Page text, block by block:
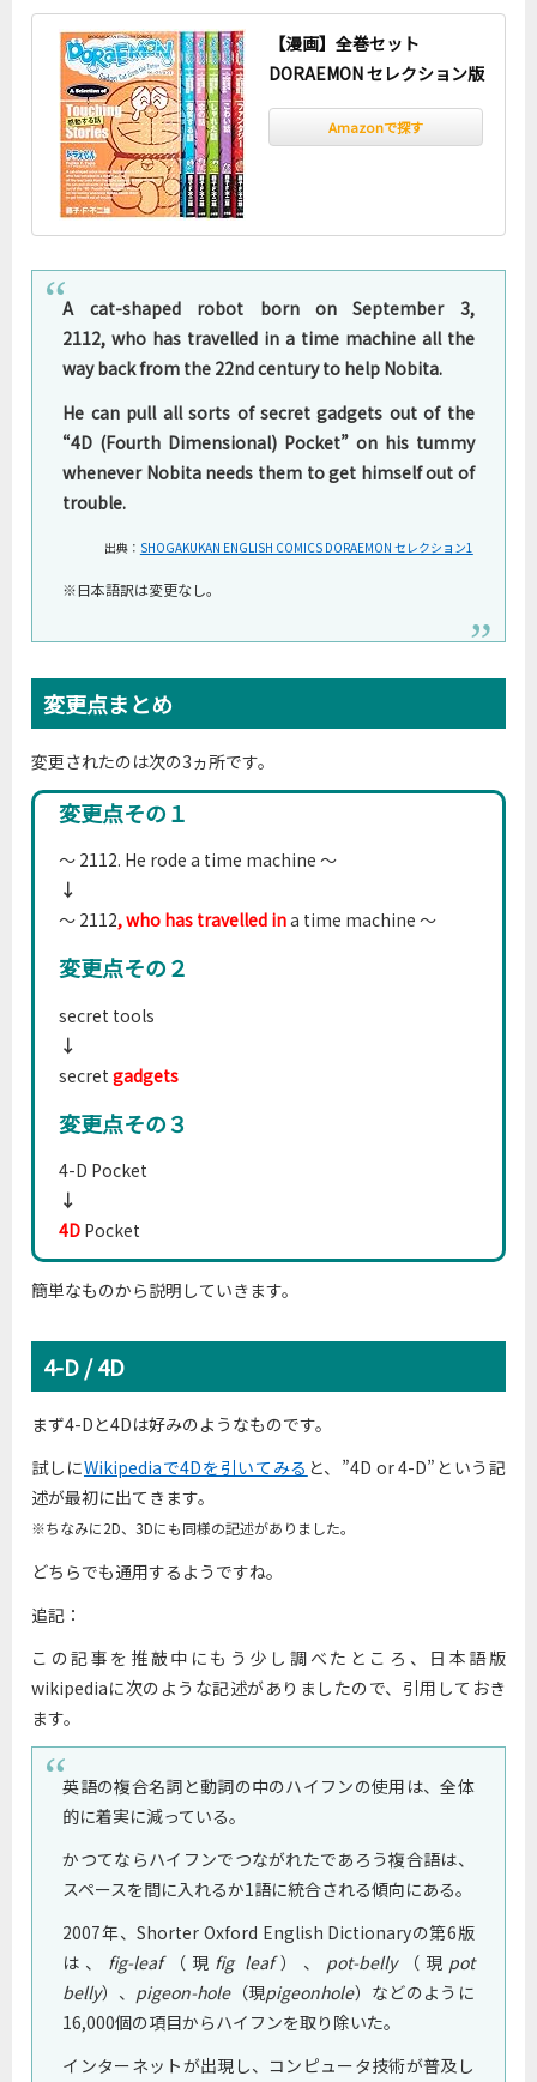
【漫画】全巻セット
DORAEMON セレクション版
Amazonで探す
A cat-shaped robot born on September 3,
2112, who has travelled in a time machine all the
way back from the 22nd century to help Nobita.
He can pull all sorts of secret gadgets out of the
“4D (Fourth Dimensional) Pocket” on his tummy
whenever Nobita needs them to get himself out of
trouble.
出典： SHOGAKUKAN ENGLISH COMICS DORAEMON セレクション1
※日本語訳は変更なし。
変更点まとめ
変更されたのは次の3ヵ所です。
変更点その１
～ 2112. He rode a time machine ～
↓
～ 2112, who has travelled ina time machine ～
変更点その２
secret tools
↓
secret gadgets
変更点その３
4-D Pocket
↓
4D Pocket
簡単なものから説明していきます。
4-D / 4D
まず4-Dと4Dは好みのようなものです。
試しにWikipediaで4Dを引いてみる と、”4D or 4-D”という記
述が最初に出てきます。
※ちなみに2D、3Dにも同様の記述がありました。
どちらでも通用するようですね。
追記：
この記事を推敲中にもう少し調べたところ、日本語版
wikipediaに次のような記述がありましたので、引用しておき
ます。
英語の複合名詞と動詞の中のハイフンの使用は、全体
的に着実に減っている。
かつてならハイフンでつながれたであろう複合語は、
スペースを間に入れるか1語に統合される傾向にある。
2007年、Shorter Oxford English Dictionaryの第6版
は、 fig-leaf（現 fig leaf）、 pot-belly（現 pot
belly）、 pigeon-hole（現pigeonhole）などのように
16,000個の項目からハイフンを取り除いた。
インターネットが出現し、コンピュータ技術が普及し